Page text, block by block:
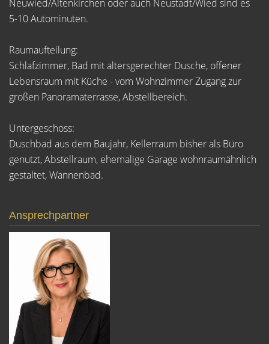
Neuwied/Altenkirchen oder auch Neustadt/Wied sind es
5-10 Autominuten.
Raumaufteilung:
Schlafzimmer, Bad mit altersgerechter Dusche, offener
Lebensraum mit Küche - vom Wohnzimmer Zugang zur
großen Panoramaterrasse, Abstellbereich.
Untergeschoss:
Duschbad aus dem Baujahr, Kellerraum bisher als Büro
genutzt, Abstellraum, ehemalige Garage wohnraumähnlich
gestaltet, Wannenbad.
Ansprechpartner